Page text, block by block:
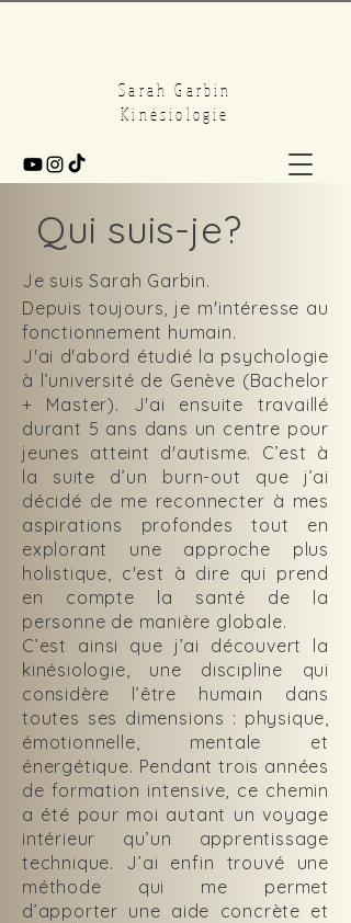
Sarah Garbin
Kinésiologie
Qui suis-je?
Je suis Sarah Garbin.
Depuis toujours, je m'intéresse au
fonctionnement humain.
J'ai d'abord étudié la psychologie
à l’université de Genève (Bachelor
+ Master). J'ai ensuite travaillé
durant 5 ans dans un centre pour
jeunes atteint d'autisme. C’est à
la suite d’un burn-out que j’ai
décidé de me reconnecter à mes
aspirations profondes tout en
explorant une approche plus
holistique, c'est à dire qui prend
en compte la santé de la
personne de manière globale.
C’est ainsi que j’ai découvert la
kinésiologie, une discipline qui
considère l’être humain dans
toutes ses dimensions : physique,
émotionnelle, mentale et
énergétique. Pendant trois années
de formation intensive, ce chemin
a été pour moi autant un voyage
intérieur qu’un apprentissage
technique. J’ai enfin trouvé une
méthode qui me permet
d’apporter une aide concrète et